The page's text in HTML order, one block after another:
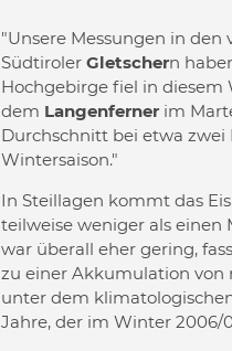
"Unsere Messungen in
Südtiroler Gletschern
Hochgebirge fiel in diesem
dem Langenfernerim
Durchschnitt bei etwa
Wintersaison."
In Steillagen kommt das
teilweise weniger als einen
war überall eher gering,
zu einer Akkumulation von
unter dem
Jahre, der im Winter 2006/